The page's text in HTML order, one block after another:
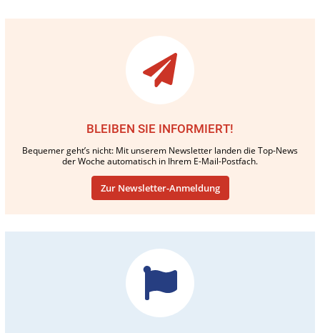
BLEIBEN SIE INFORMIERT!
Bequemer geht’s nicht: Mit unserem Newsletter landen die Top-News
der Woche automatisch in Ihrem E-Mail-Postfach.
Zur Newsletter-Anmeldung